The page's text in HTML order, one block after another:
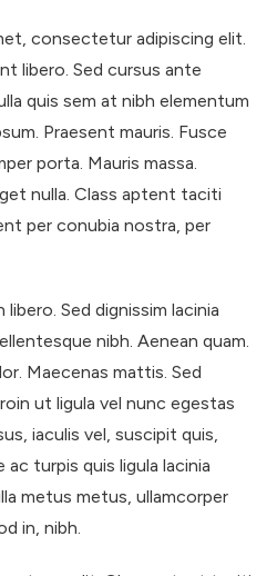
consectetur adipiscing elit.
libero. Sed cursus ante
quis sem at nibh elementum
Praesent mauris. Fusce
porta. Mauris massa.
nulla. Class aptent taciti
per conubia nostra, per
Sed dignissim lacinia
nibh. Aenean quam.
Maecenas mattis. Sed
ut ligula vel nunc egestas
iaculis vel, suscipit quis,
turpis quis ligula lacinia
metus metus, ullamcorper
in, nibh.